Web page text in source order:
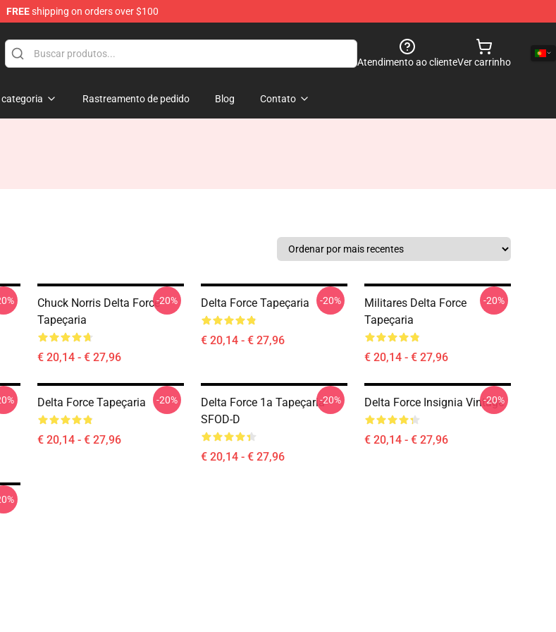
FREEshipping on orders over $100
Atendimento ao clienteVer carrinho
Rastreamento de pedido Blog Contato
Chuck Norris Delta Force
Tapeçaria
€ 20,14 - € 27,96
-20% Delta Force Tapeçaria
€ 20,14 - € 27,96
-20%
Militares Delta Force
Tapeçaria
€ 20,14 - € 27,96
-20%
Delta Force Tapeçaria
€ 20,14 - € 27,96
-20%
Delta Force 1a Tapeçaria
SFOD-D
€ 20,14 - € 27,96
-20% Delta Force Insignia Vintage
€ 20,14 - € 27,96
-20%